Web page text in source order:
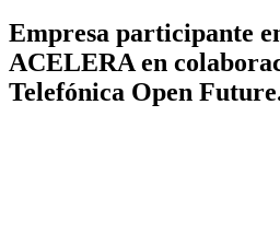
Empresa participante
ACELERA en
Telefónica Open